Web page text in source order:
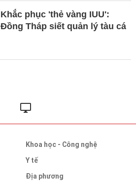
Khắc phục 'thẻ vàng IUU':
Đồng Tháp siết quản lý tàu cá
Khoa học - Công nghệ
Y tế
Địa phương